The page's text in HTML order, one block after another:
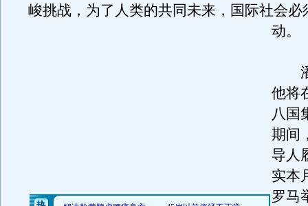
峻挑战，为了人类的共同未来，国际社会必
动。
潘
他将
八国
期间
导人
实本
罗马